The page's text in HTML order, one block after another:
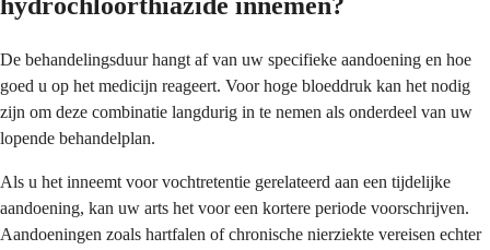
hydrochloorthiazide innemen?
De behandelingsduur hangt af van uw specifieke aandoening en hoe
goed u op het medicijn reageert. Voor hoge bloeddruk kan het nodig
zijn om deze combinatie langdurig in te nemen als onderdeel van uw
lopende behandelplan.
Als u het inneemt voor vochtretentie gerelateerd aan een tijdelijke
aandoening, kan uw arts het voor een kortere periode voorschrijven.
Aandoeningen zoals hartfalen of chronische nierziekte vereisen echter